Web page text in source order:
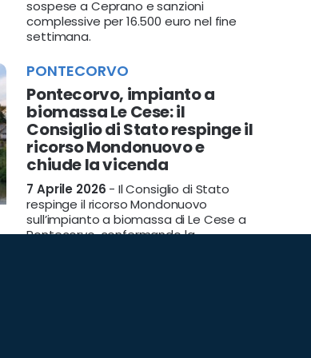
sospese a Ceprano e sanzioni
complessive per 16.500 euro nel fine
settimana.
PONTECORVO
Pontecorvo, impianto a
biomassa Le Cese: il
Consiglio di Stato respinge il
ricorso Mondonuovo e
chiude la vicenda
7 Aprile 2026 - Il Consiglio di Stato
respinge il ricorso Mondonuovo
sull’impianto a biomassa di Le Cese a
Pontecorvo, confermando la